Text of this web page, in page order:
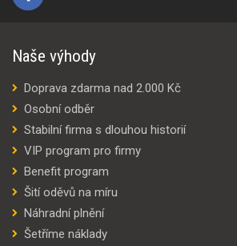
Naše výhody
Doprava zdarma nad 2.000 Kč
Osobní odběr
Stabilní firma s dlouhou historií
VIP program pro firmy
Benefit program
Šití oděvů na míru
Náhradní plnění
Šetříme náklady